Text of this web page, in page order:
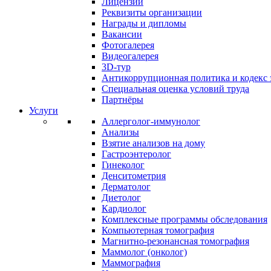
Реквизиты организации
Награды и дипломы
Вакансии
Фотогалерея
Видеогалерея
3D-тур
Антикоррупционная политика и кодекс
Специальная оценка условий труда
Партнёры
Услуги
Аллерголог-иммунолог
Анализы
Взятие анализов на дому
Гастроэнтеролог
Гинеколог
Денситометрия
Дерматолог
Диетолог
Кардиолог
Комплексные программы обследования
Компьютерная томография
Магнитно-резонансная томография
Маммолог (онколог)
Маммография